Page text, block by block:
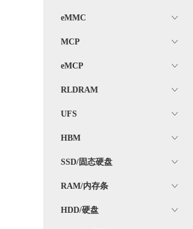
eMMC
MCP
eMCP
RLDRAM
UFS
HBM
SSD/固态硬盘
RAM/内存条
HDD/硬盘